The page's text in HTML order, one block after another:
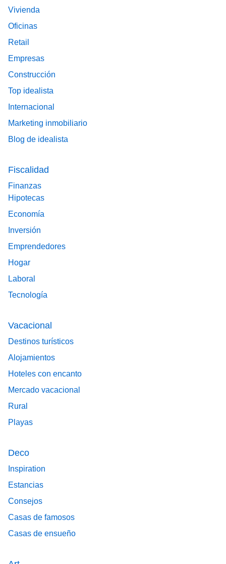
Vivienda
Oficinas
Retail
Empresas
Construcción
Top idealista
Internacional
Marketing inmobiliario
Blog de idealista
Fiscalidad
Finanzas
Hipotecas
Economía
Inversión
Emprendedores
Hogar
Laboral
Tecnología
Vacacional
Destinos turísticos
Alojamientos
Hoteles con encanto
Mercado vacacional
Rural
Playas
Deco
Inspiration
Estancias
Consejos
Casas de famosos
Casas de ensueño